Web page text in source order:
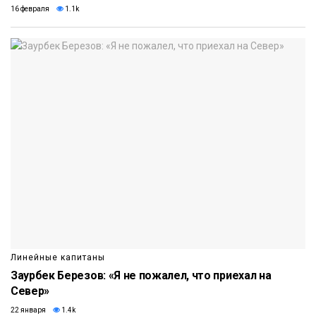
16 февраля 1.1k
Линейные капитаны
Заурбек Березов: «Я не пожалел, что приехал на
Север»
22 января 1.4k